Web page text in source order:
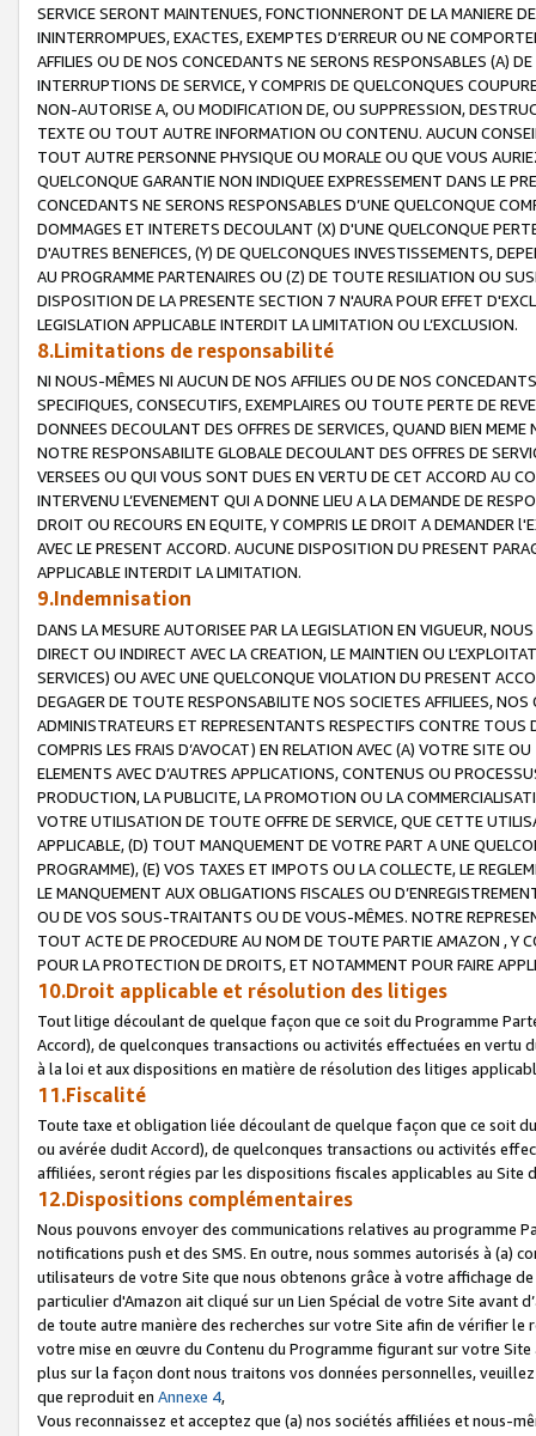
SERVICE SERONT MAINTENUES, FONCTIONNERONT DE LA MANIERE
ININTERROMPUES, EXACTES, EXEMPTES D’ERREUR OU NE
AFFILIES OU DE NOS CONCEDANTS NE SERONS RESPONSABLES (A)
INTERRUPTIONS DE SERVICE, Y COMPRIS DE QUELCONQUES
NON-AUTORISE A, OU MODIFICATION DE, OU SUPPRESSION,
TEXTE OU TOUT AUTRE INFORMATION OU CONTENU. AUCUN
TOUT AUTRE PERSONNE PHYSIQUE OU MORALE OU QUE VOUS
QUELCONQUE GARANTIE NON INDIQUEE EXPRESSEMENT DANS LE
CONCEDANTS NE SERONS RESPONSABLES D’UNE QUELCONQUE
DOMMAGES ET INTERETS DECOULANT (X) D'UNE QUELCONQUE
D'AUTRES BENEFICES, (Y) DE QUELCONQUES INVESTISSEMENTS,
AU PROGRAMME PARTENAIRES OU (Z) DE TOUTE RESILIATION OU
DISPOSITION DE LA PRESENTE SECTION 7 N'AURA POUR EFFET
LEGISLATION APPLICABLE INTERDIT LA LIMITATION OU L’EXCLUSION.
8.Limitations de responsabilité
NI NOUS-MÊMES NI AUCUN DE NOS AFFILIES OU DE NOS
SPECIFIQUES, CONSECUTIFS, EXEMPLAIRES OU TOUTE PERTE DE
DONNEES DECOULANT DES OFFRES DE SERVICES, QUAND BIEN
NOTRE RESPONSABILITE GLOBALE DECOULANT DES OFFRES DE
VERSEES OU QUI VOUS SONT DUES EN VERTU DE CET ACCORD AU
INTERVENU L’EVENEMENT QUI A DONNE LIEU A LA DEMANDE DE
DROIT OU RECOURS EN EQUITE, Y COMPRIS LE DROIT A DEMANDER
AVEC LE PRESENT ACCORD. AUCUNE DISPOSITION DU PRESENT
APPLICABLE INTERDIT LA LIMITATION.
9.Indemnisation
DANS LA MESURE AUTORISEE PAR LA LEGISLATION EN VIGUEUR,
DIRECT OU INDIRECT AVEC LA CREATION, LE MAINTIEN OU
SERVICES) OU AVEC UNE QUELCONQUE VIOLATION DU PRESENT
DEGAGER DE TOUTE RESPONSABILITE NOS SOCIETES AFFILIEES,
ADMINISTRATEURS ET REPRESENTANTS RESPECTIFS CONTRE
COMPRIS LES FRAIS D’AVOCAT) EN RELATION AVEC (A) VOTRE SITE
ELEMENTS AVEC D’AUTRES APPLICATIONS, CONTENUS OU
PRODUCTION, LA PUBLICITE, LA PROMOTION OU LA
VOTRE UTILISATION DE TOUTE OFFRE DE SERVICE, QUE CETTE
APPLICABLE, (D) TOUT MANQUEMENT DE VOTRE PART A UNE
PROGRAMME), (E) VOS TAXES ET IMPOTS OU LA COLLECTE, LE
LE MANQUEMENT AUX OBLIGATIONS FISCALES OU
OU DE VOS SOUS-TRAITANTS OU DE VOUS-MÊMES. NOTRE
TOUT ACTE DE PROCEDURE AU NOM DE TOUTE PARTIE AMAZON , Y
POUR LA PROTECTION DE DROITS, ET NOTAMMENT POUR FAIRE
10.Droit applicable et résolution des litiges
Tout litige découlant de quelque façon que ce soit du Programme
Accord), de quelconques transactions ou activités effectuées en vertu
à la loi et aux dispositions en matière de résolution des litiges
11.Fiscalité
Toute taxe et obligation liée découlant de quelque façon que ce soit
ou avérée dudit Accord), de quelconques transactions ou activités
affiliées, seront régies par les dispositions fiscales applicables au Site
12.Dispositions complémentaires
Nous pouvons envoyer des communications relatives au programme
notifications push et des SMS. En outre, nous sommes autorisés à
utilisateurs de votre Site que nous obtenons grâce à votre affichage
particulier d'Amazon ait cliqué sur un Lien Spécial de votre Site avant
de toute autre manière des recherches sur votre Site afin de vérifier
votre mise en œuvre du Contenu du Programme figurant sur votre
plus sur la façon dont nous traitons vos données personnelles,
que reproduit en Annexe 4,
Vous reconnaissez et acceptez que (a) nos sociétés affiliées et nous-